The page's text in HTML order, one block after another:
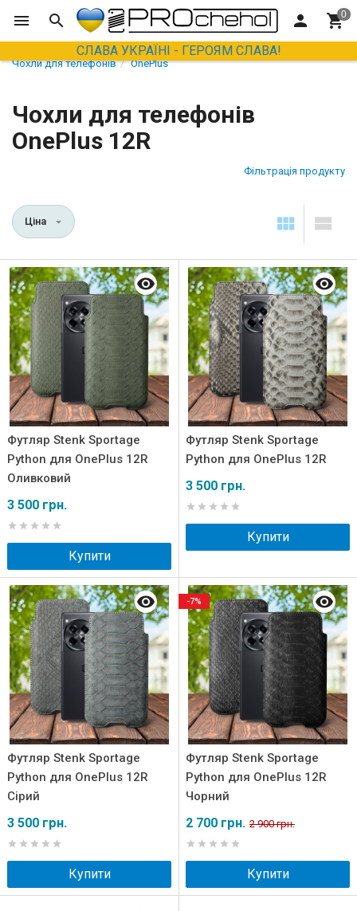
СЛАВА УКРАЇНІ - ГЕРОЯМ СЛАВА!
Чохли для телефонів OnePlus
Чохли для телефонів
OnePlus 12R
Фільтрація продукту
Ціна
Футляр Stenk Sportage
Python для OnePlus 12R
Оливковий
3 500 грн.
Купити
Футляр Stenk Sportage
Python для OnePlus 12R
3 500 грн.
Купити
Футляр Stenk Sportage
Python для OnePlus 12R
Сірий
3 500 грн.
Купити
Футляр Stenk Sportage
Python для OnePlus 12R
Чорний
2 700 грн. 2 900 грн.
Купити
-7%